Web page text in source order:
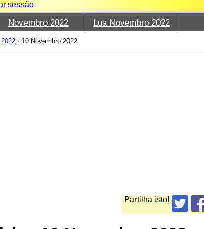
sessão
Novembro 2022 Lua Novembro 2022
› 10 Novembro 2022
Partilha isto!